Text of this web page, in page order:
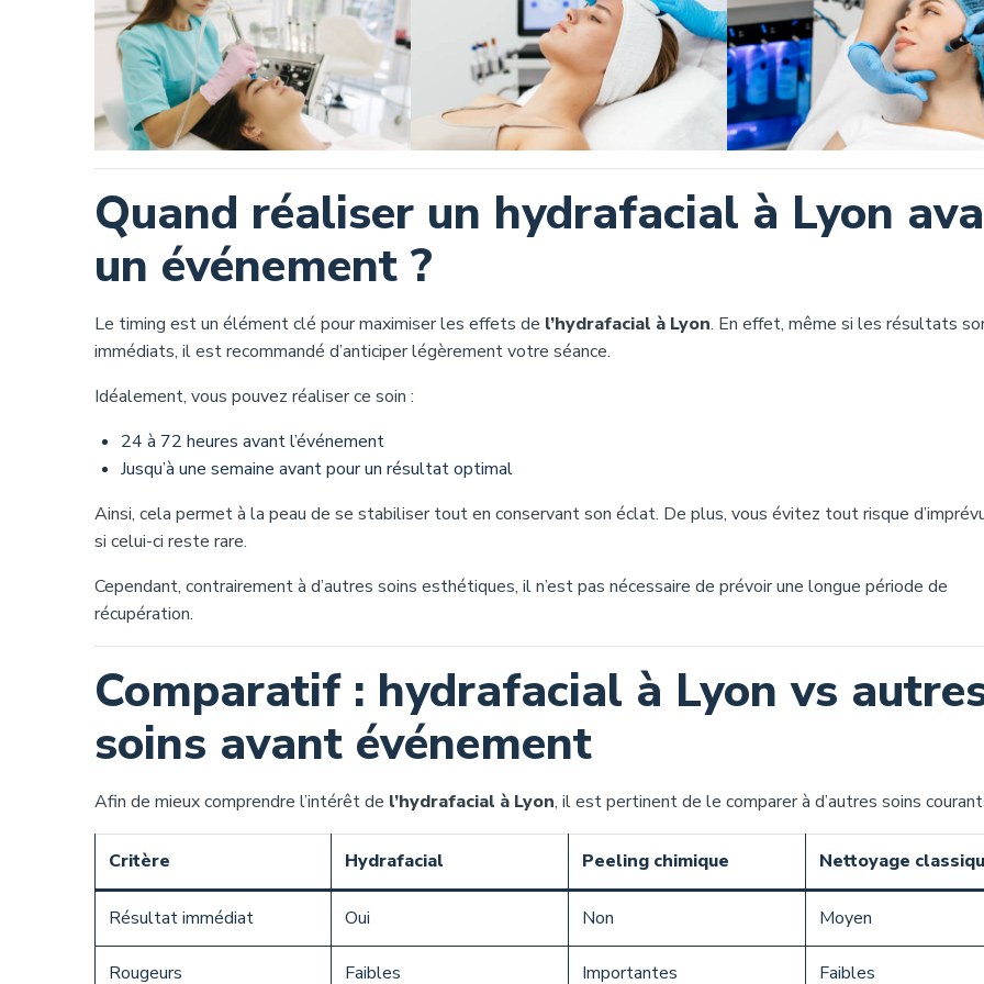
Quand réaliser un hydrafacial à Lyon
un événement ?
Le timing est un élément clé pour maximiser les effets de l’hydrafacial à Lyon. En effet, même si les résultats
immédiats, il est recommandé d’anticiper légèrement votre séance.
Idéalement, vous pouvez réaliser ce soin :
24 à 72 heures avant l’événement
Jusqu’à une semaine avant pour un résultat optimal
Ainsi, cela permet à la peau de se stabiliser tout en conservant son éclat. De plus, vous évitez tout risque
si celui-ci reste rare.
Cependant, contrairement à d’autres soins esthétiques, il n’est pas nécessaire de prévoir une longue période de
récupération.
Comparatif : hydrafacial à Lyon vs
soins avant événement
Afin de mieux comprendre l’intérêt de l’hydrafacial à Lyon, il est pertinent de le comparer à d’autres soins
Critère Hydrafacial Peeling chimique Nettoyage
Résultat immédiat Oui Non Moyen
Rougeurs Faibles Importantes Faibles